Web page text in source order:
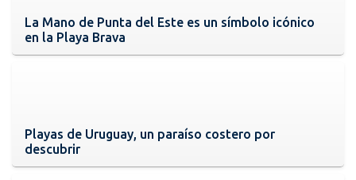
La Mano de Punta del Este es un símbolo icónico
en la Playa Brava
Playas de Uruguay, un paraíso costero por
descubrir